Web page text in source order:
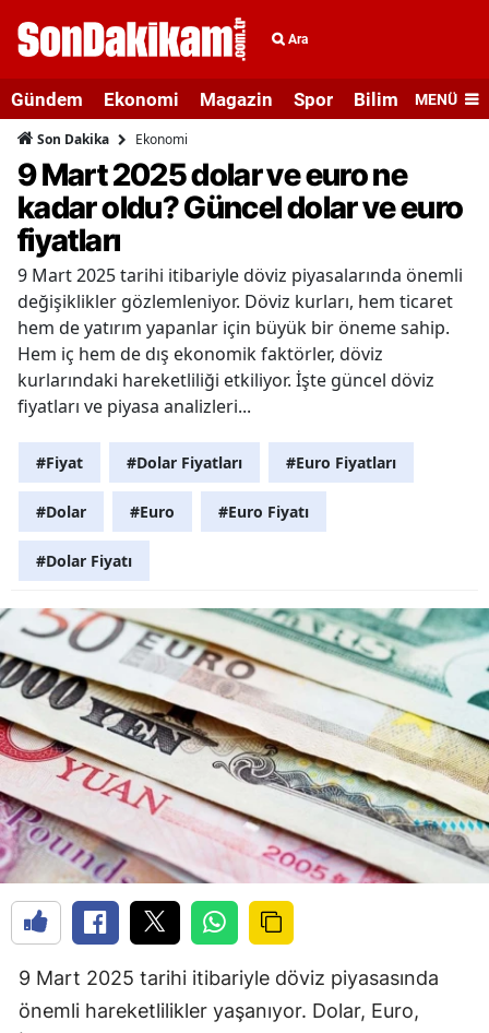
Ara
Gündem Ekonomi Magazin Spor Bilim veMENÜ
Son Dakika Ekonomi
9 Mart 2025 dolar ve euro ne
kadar oldu? Güncel dolar ve euro
fiyatları
9 Mart 2025 tarihi itibariyle döviz piyasalarında önemli
değişiklikler gözlemleniyor. Döviz kurları, hem ticaret
hem de yatırım yapanlar için büyük bir öneme sahip.
Hem iç hem de dış ekonomik faktörler, döviz
kurlarındaki hareketliliği etkiliyor. İşte güncel döviz
fiyatları ve piyasa analizleri...
#Fiyat #Dolar Fiyatları #Euro Fiyatları
#Dolar #Euro #Euro Fiyatı
#Dolar Fiyatı
9 Mart 2025 tarihi itibariyle döviz piyasasında
önemli hareketlilikler yaşanıyor. Dolar, Euro,